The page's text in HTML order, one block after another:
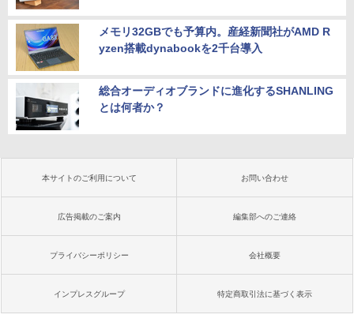
メモリ32GBでも予算内。産経新聞社がAMD R
yzen搭載dynabookを2千台導入
総合オーディオブランドに進化するSHANLING
とは何者か？
本サイトのご利用について お問い合わせ
広告掲載のご案内 編集部へのご連絡
プライバシーポリシー 会社概要
インプレスグループ 特定商取引法に基づく表示